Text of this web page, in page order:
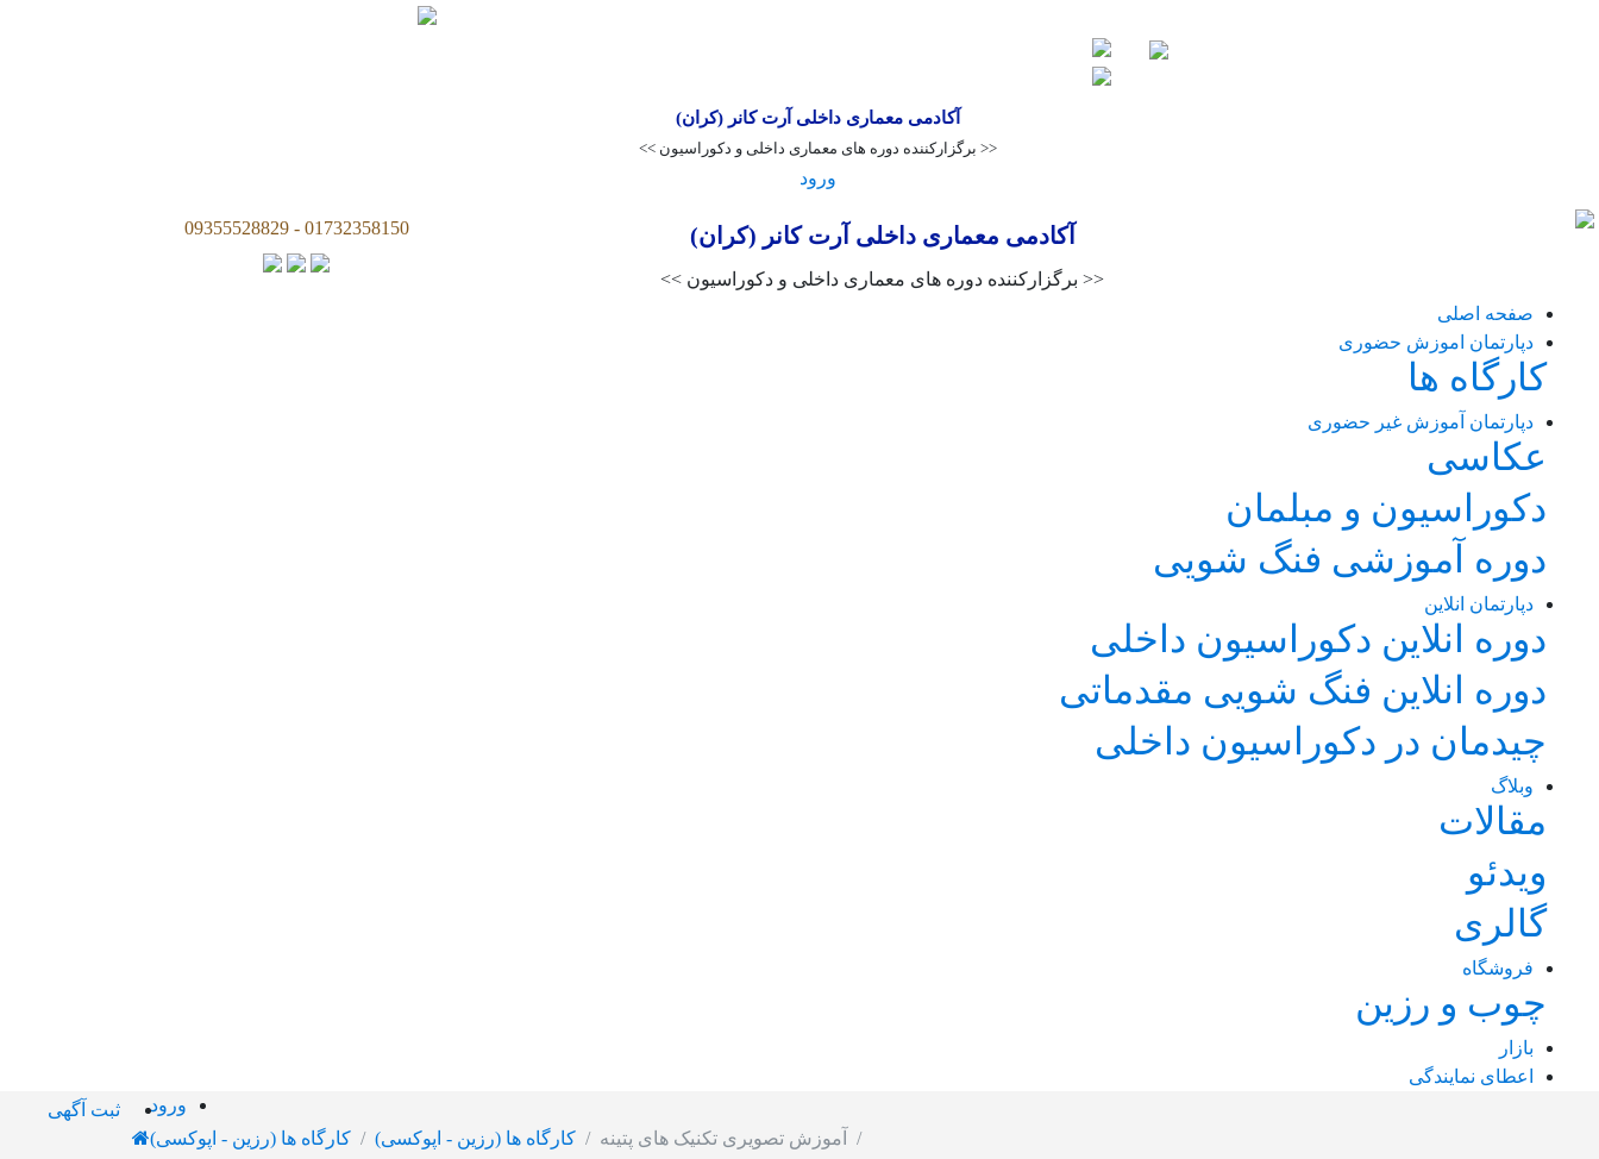
آکادمی معماری داخلی آرت کانر (کران)
<< برگزارکننده دوره های معماری داخلی و دکوراسیون >>
ورود
آکادمی معماری داخلی آرت کانر (کران)
<< برگزارکننده دوره های معماری داخلی و دکوراسیون >>
09355528829 - 01732358150
صفحه اصلی
دپارتمان اموزش حضوری
کارگاه ها
دپارتمان آموزش غیر حضوری
عکاسی
دکوراسیون و مبلمان
دوره آموزشی فنگ شویی
دپارتمان انلاین
دوره انلاین دکوراسیون داخلی
دوره انلاین فنگ شویی مقدماتی
چیدمان در دکوراسیون داخلی
وبلاگ
مقالات
ویدئو
گالری
فروشگاه
چوب و رزین
بازار
اعطای نمایندگی
ثبت آگهی
ورود
کارگاه ها (رزین - اپوکسی)
کارگاه ها (رزین - اپوکسی) آموزش تصویری تکنیک های پتینه